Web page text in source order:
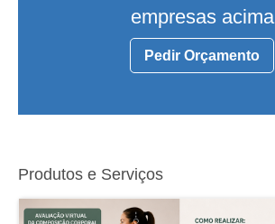
empresas acima
Pedir Orçamento
Produtos e Serviços